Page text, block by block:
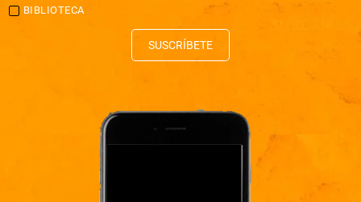
BIBLIOTECA
SUSCRÍBETE